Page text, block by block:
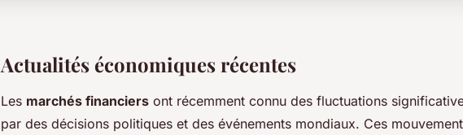
Actualités économiques récentes
Les marchés financiers ont récemment connu des fluctuations
par des décisions politiques et des événements mondiaux. Ces